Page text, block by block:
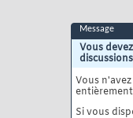
Message
Vous
Vous
Si vous